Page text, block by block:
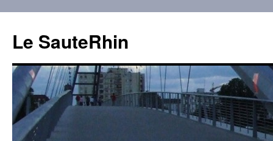
contenu
Le SauteRhin